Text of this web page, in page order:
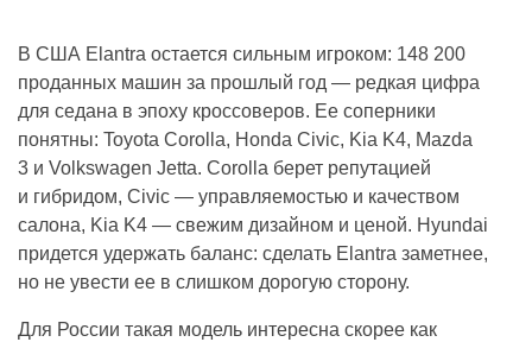
В США Elantra остается сильным игроком: 148 200
проданных машин за прошлый год — редкая цифра
для седана в эпоху кроссоверов. Ее соперники
понятны: Toyota Corolla, Honda Civic, Kia K4, Mazda
3 и Volkswagen Jetta. Corolla берет репутацией
и гибридом, Civic — управляемостью и качеством
салона, Kia K4 — свежим дизайном и ценой. Hyundai
придется удержать баланс: сделать Elantra заметнее,
но не увести ее в слишком дорогую сторону.
Для России такая модель интересна скорее как